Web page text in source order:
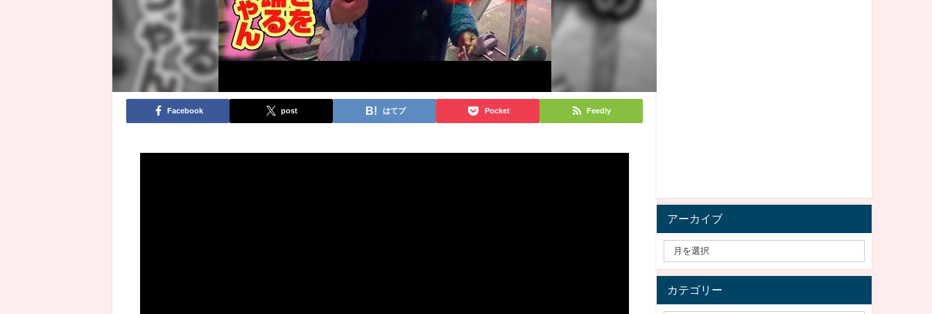
Facebook post はてブ Pocket Feedly
アーカイブ
カテゴリー